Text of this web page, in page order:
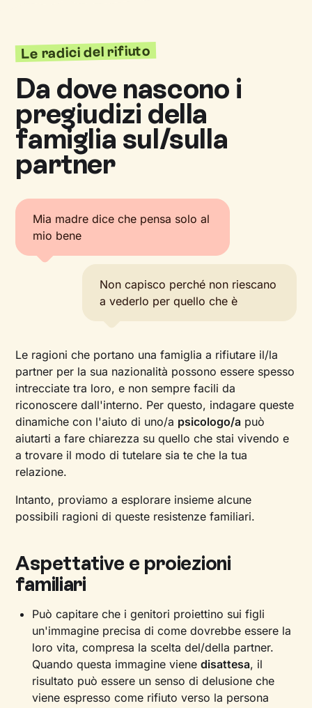
Le radici del rifiuto
Da dove nascono i
pregiudizi della
famiglia sul/sulla
partner
Mia madre dice che pensa solo al
mio bene
Non capisco perché non riescano
a vederlo per quello che è
Le ragioni che portano una famiglia a rifiutare il/la
partner per la sua nazionalità possono essere spesso
intrecciate tra loro, e non sempre facili da
riconoscere dall'interno. Per questo, indagare queste
dinamiche con l'aiuto di uno/a psicologo/a può
aiutarti a fare chiarezza su quello che stai vivendo e
a trovare il modo di tutelare sia te che la tua
relazione.
Intanto, proviamo a esplorare insieme alcune
possibili ragioni di queste resistenze familiari.
Aspettative e proiezioni
familiari
Può capitare che i genitori proiettino sui figli
un'immagine precisa di come dovrebbe essere la
loro vita, compresa la scelta del/della partner.
Quando questa immagine vienedisattesa, il
risultato può essere un senso di delusione che
viene espresso come rifiuto verso la persona